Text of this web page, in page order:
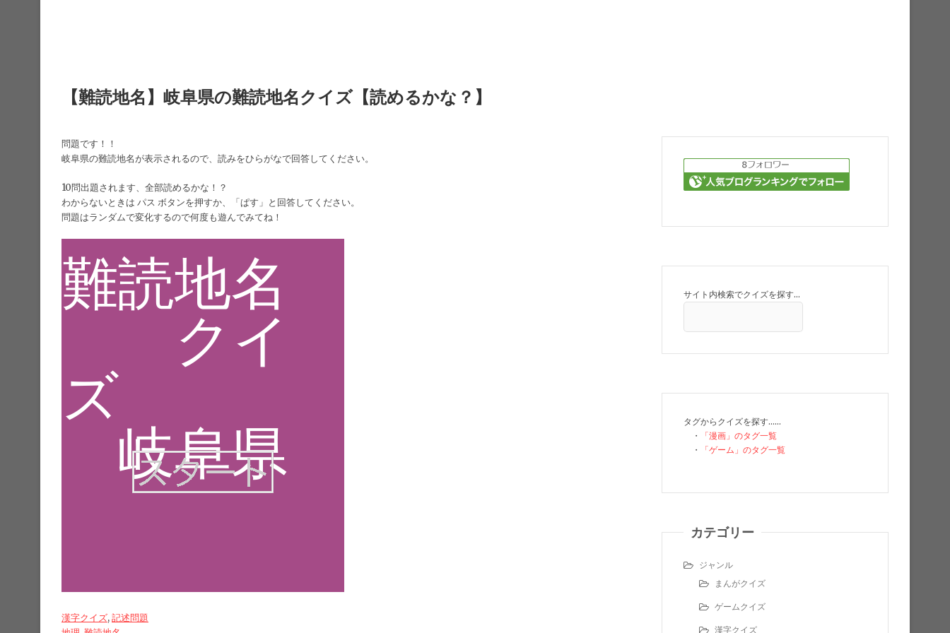
【難読地名】岐阜県の難読地名クイズ【読めるかな？】
問題です！！
岐阜県の難読地名が表示されるので、読みをひらがなで回答してください。
10問出題されます、全部読めるかな！？
わからないときは パス ボタンを押すか、「ぱす」と回答してください。
問題はランダムで変化するので何度も遊んでみてね！
漢字クイズ, 記述問題
サイト内検索でクイズを探す…
タグからクイズを探す……
・
「漫画」のタグ一覧
・
「ゲーム」のタグ一覧
カテゴリー
ジャンル
まんがクイズ
ゲームクイズ
漢字クイズ